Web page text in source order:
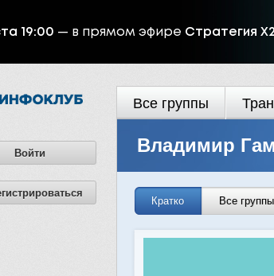
19:00 — в прямом эфире Стратегия
Войти
Все группы
Владимир
Кратко Все группы